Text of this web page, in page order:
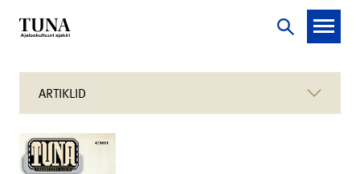
ARTIKLID